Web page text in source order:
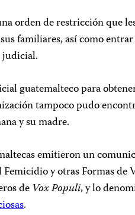
orden de restricción que
familiares, así como
judicial.
guatemalteco para
tampoco pudo
y su madre.
emitieron un
y otras Formas de
de Vox Populi, y lo
.